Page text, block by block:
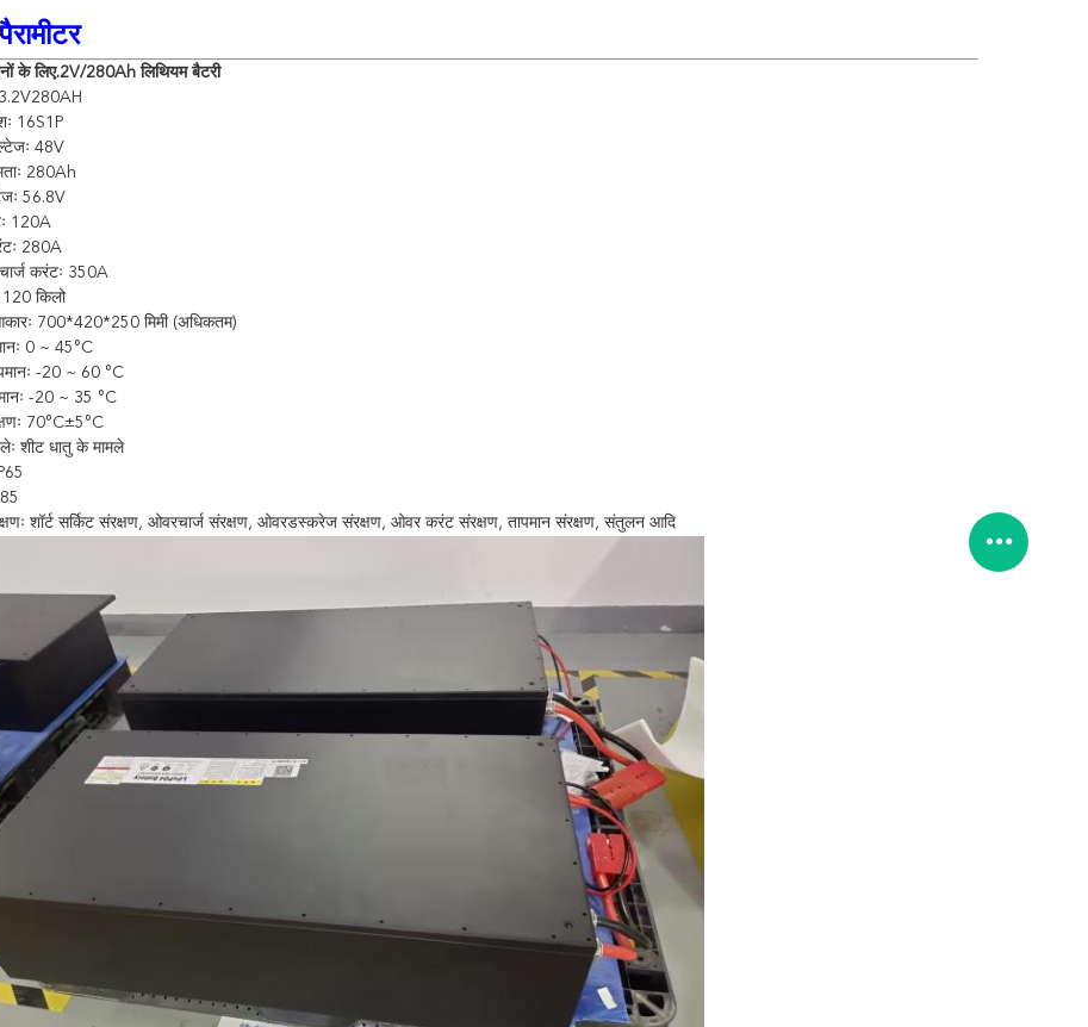
के लिए.2V/280Ah लिथियम बैटरी
16S1P
48V
280Ah
56.8V
120A
280A
करंटः 350A
120 किलो
700*420*250 मिमी (अधिकतम)
0 ~ 45°C
-20 ~ 60 °C
-20 ~ 35 °C
70°C±5°C
शीट धातु के मामले
शॉर्ट सर्किट संरक्षण, ओवरचार्ज संरक्षण, ओवरडस्करेज संरक्षण, ओवर करंट संरक्षण, तापमान संरक्षण, संतुलन आदि